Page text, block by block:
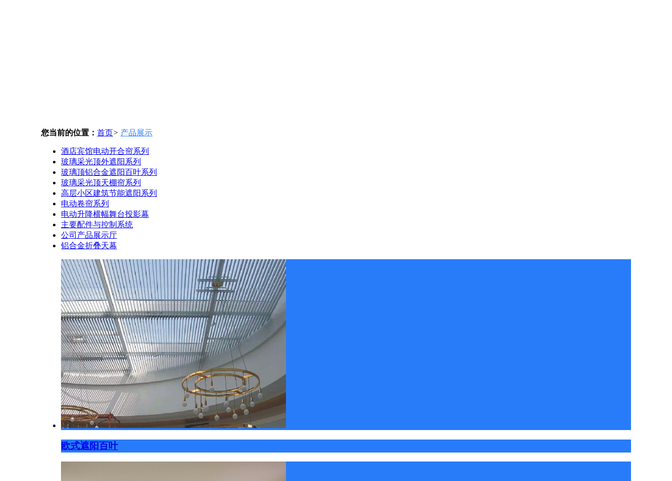
您当前的位置： 首页> 产品展示
酒店宾馆电动开合帘系列
玻璃采光顶外遮阳系列
玻璃顶铝合金遮阳百叶系列
玻璃采光顶天棚帘系列
高层小区建筑节能遮阳系列
电动卷帘系列
电动升降横幅舞台投影幕
主要配件与控制系统
公司产品展示厅
铝合金折叠天幕
欧式遮阳百叶